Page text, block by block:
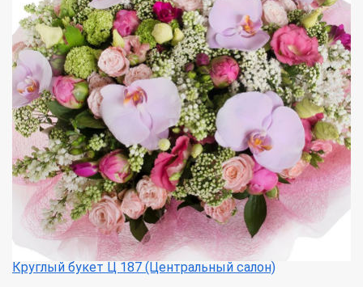
Круглый букет Ц 187 (Центральный салон)